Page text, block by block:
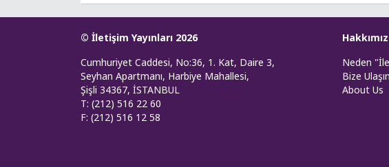
© İletişim Yayınları 2026
Cumhuriyet Caddesi, No:36, 1. Kat, Daire 3,
Seyhan Apartmanı, Harbiye Mahallesi,
Şişli 34367, İSTANBUL
T: (212) 516 22 60
F: (212) 516 12 58
Neden
Bize Ulaşın
About Us